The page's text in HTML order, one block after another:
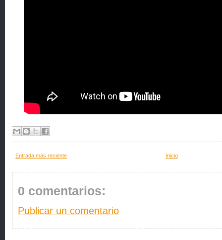
Entrada más reciente Inicio
0 comentarios:
Publicar un comentario